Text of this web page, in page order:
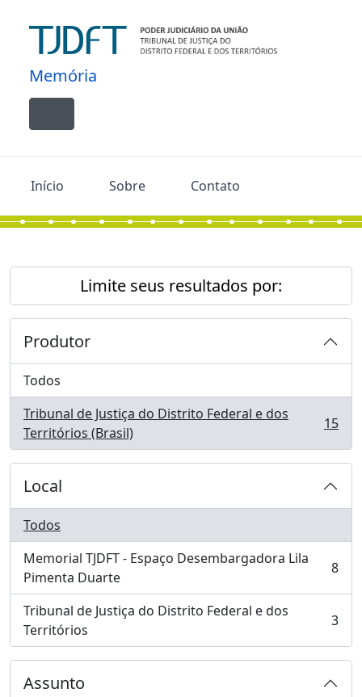
Memória
Toggle navigation
Início Sobre Contato
Limite seus resultados por:
Produtor
Todos
Tribunal de Justiça do Distrito Federal e dos
Territórios (Brasil)
, 15 resultados 15
Local
Todos
Memorial TJDFT - Espaço Desembargadora Lila
Pimenta Duarte
, 8 resultados 8
Tribunal de Justiça do Distrito Federal e dos
Territórios
, 3 resultados 3
Assunto